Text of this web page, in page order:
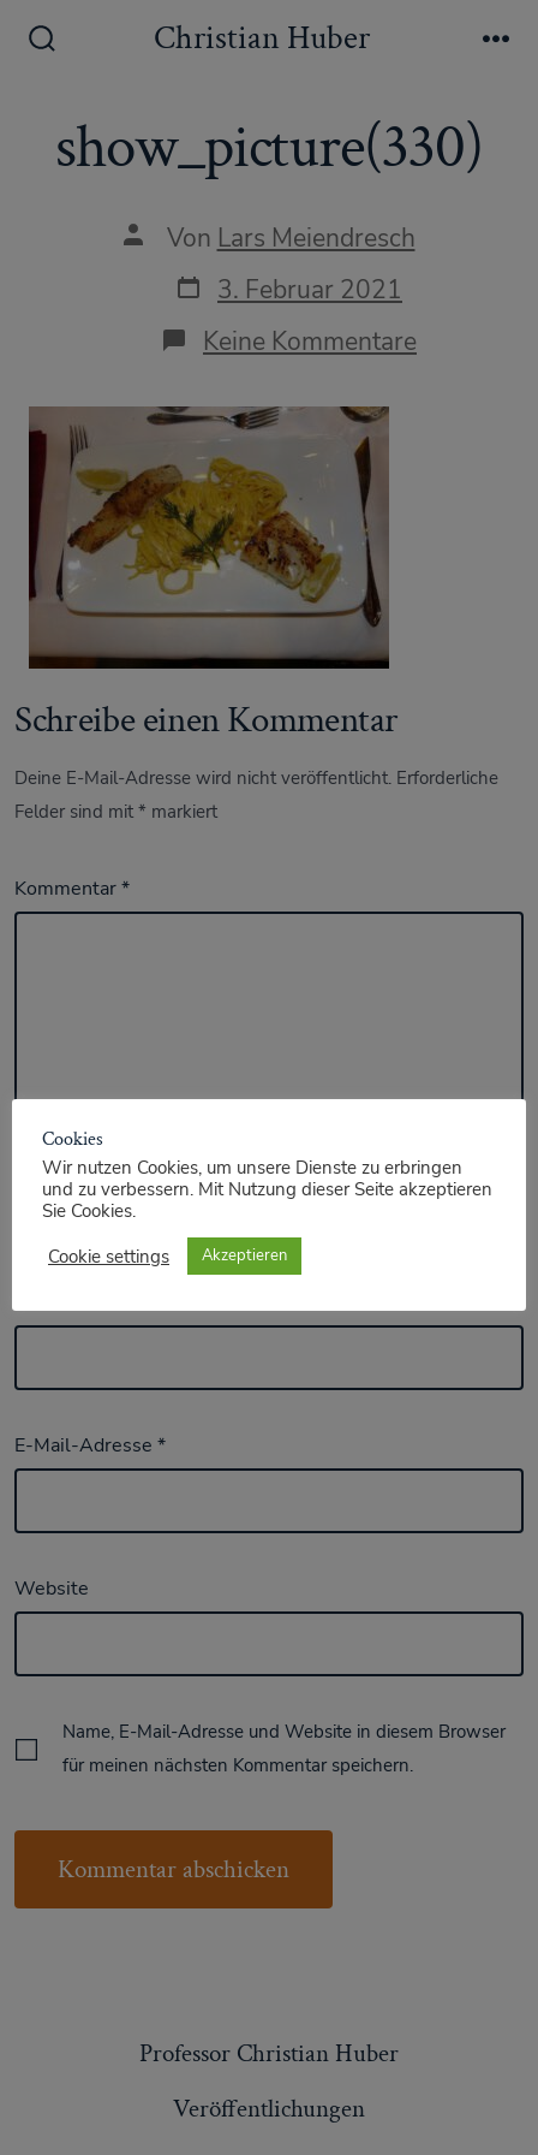
Inhalt
Christian Huber
show_picture(330)
Autor
Beitrags
Von Lars Meiendresch
Datum
des
Beitrags
3. Februar 2021
Keine Kommentare
Schreibe einen Kommentar
Deine E-Mail-Adresse wird nicht veröffentlicht. Erforderliche
Felder sind mit* markiert
Kommentar*
E-Mail-Adresse*
Website
Name, E-Mail-Adresse und Website in diesem Browser
für meinen nächsten Kommentar speichern.
Professor Christian Huber
Veröffentlichungen
Cookies
Wir nutzen Cookies, um unsere Dienste zu erbringen
und zu verbessern. Mit Nutzung dieser Seite akzeptieren
Sie Cookies.
Cookie settings
Akzeptieren